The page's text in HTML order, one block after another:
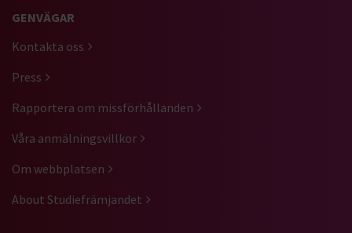
GENVÄGAR
Kontakta oss
Press
Rapportera om missförhållanden
Våra anmälningsvillkor
Om webbplatsen
About Studiefrämjandet